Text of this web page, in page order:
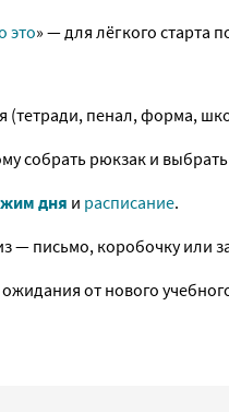
это» — для лёгкого старта
(тетради, пенал, форма,
собрать рюкзак и
дня и расписание.
— письмо, коробочку или
от нового